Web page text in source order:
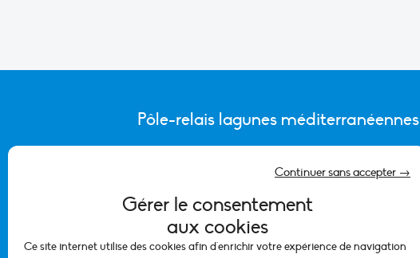
Gérer le consentement
aux cookies
Ce site internet utilise des cookies afin d'enrichir votre expérience de navigation
Continuer sans accepter →
Pôle-relais lagunes méditerranéennes
CONTACTER L’ÉQUIPE DU PÔLE